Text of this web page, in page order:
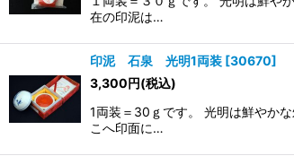
在の印泥は…
印泥 石泉 光明1両装 [30670]
3,300円(税込)
1両装＝30ｇです。 光明は鮮やか
こへ印面に…